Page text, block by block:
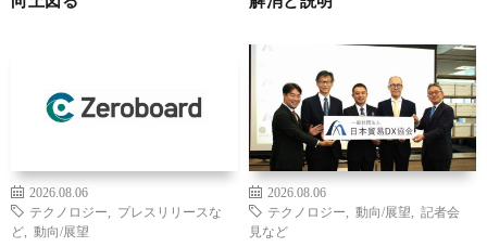
2026.08.06
テクノロジー
プレスリリースな
ど
動向/展望
2026.08.06
テクノロジー
動向/展望
記者会
見など